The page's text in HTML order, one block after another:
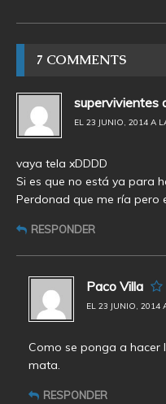
7 COMMENTS
supervivientes
EL 23 JUNIO, 2014 A
vaya tela xDDDD
Si es que no está ya para
Perdonad que me ría pero
RESPONDER
Paco Villa
EL 23 JUNIO, 2014
Como se ponga a hacer
mata.
RESPONDER